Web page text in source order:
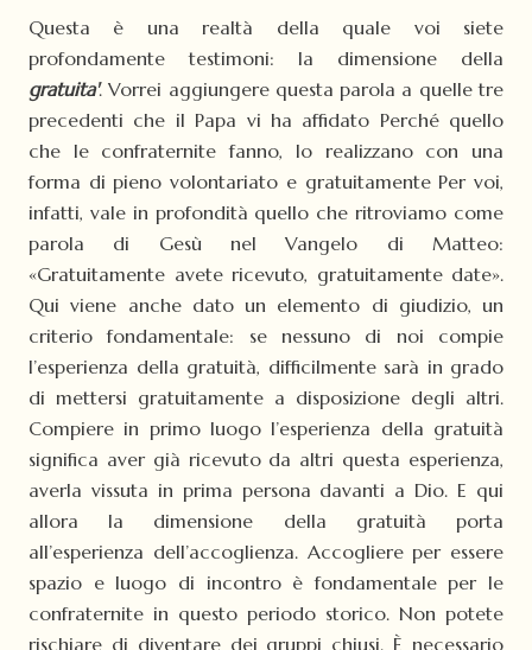
Questa è una realtà della quale voi siete
profondamente testimoni: la dimensione della
gratuita'. Vorrei aggiungere questa parola a quelle tre
precedenti che il Papa vi ha affidato Perché quello
che le confraternite fanno, lo realizzano con una
forma di pieno volontariato e gratuitamente Per voi,
infatti, vale in profondità quello che ritroviamo come
parola di Gesù nel Vangelo di Matteo:
«Gratuitamente avete ricevuto, gratuitamente date».
Qui viene anche dato un elemento di giudizio, un
criterio fondamentale: se nessuno di noi compie
l’esperienza della gratuità, difficilmente sarà in grado
di mettersi gratuitamente a disposizione degli altri.
Compiere in primo luogo l’esperienza della gratuità
significa aver già ricevuto da altri questa esperienza,
averla vissuta in prima persona davanti a Dio. E qui
allora la dimensione della gratuità porta
all’esperienza dell’accoglienza. Accogliere per essere
spazio e luogo di incontro è fondamentale per le
confraternite in questo periodo storico. Non potete
rischiare di diventare dei gruppi chiusi. È necessario